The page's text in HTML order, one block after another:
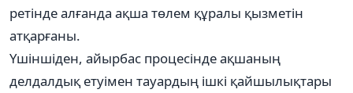
ретінде алғанда ақша төлем құралы қызметін
атқарғаны.
Үшіншіден, айырбас процесінде ақшаның
делдалдық етуімен тауардың ішкі қайшылықтары